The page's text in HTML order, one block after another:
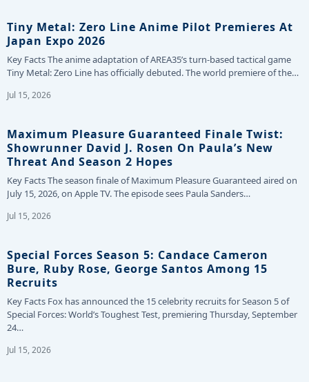
Tiny Metal: Zero Line Anime Pilot Premieres At
Japan Expo 2026
Key Facts The anime adaptation of AREA35’s turn-based tactical game
Tiny Metal: Zero Line has officially debuted. The world premiere of the…
Jul 15, 2026
Maximum Pleasure Guaranteed Finale Twist:
Showrunner David J. Rosen On Paula’s New
Threat And Season 2 Hopes
Key Facts The season finale of Maximum Pleasure Guaranteed aired on
July 15, 2026, on Apple TV. The episode sees Paula Sanders…
Jul 15, 2026
Special Forces Season 5: Candace Cameron
Bure, Ruby Rose, George Santos Among 15
Recruits
Key Facts Fox has announced the 15 celebrity recruits for Season 5 of
Special Forces: World’s Toughest Test, premiering Thursday, September
24…
Jul 15, 2026